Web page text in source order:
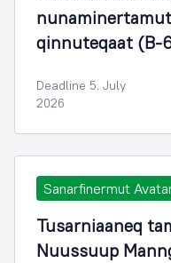
qinnuteqaat (B-
Deadline 5. July
2026
Sanarfinermut
Tusarniaaneq
Nuussuup